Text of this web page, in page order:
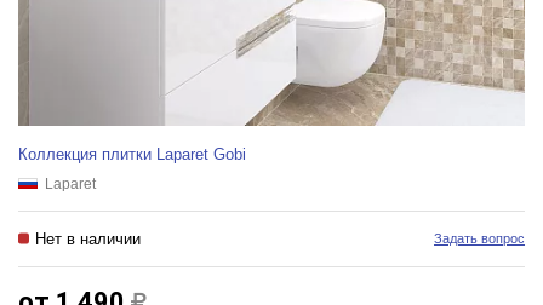
Коллекция плитки Laparet Gobi
Laparet
Нет в наличии Задать вопрос